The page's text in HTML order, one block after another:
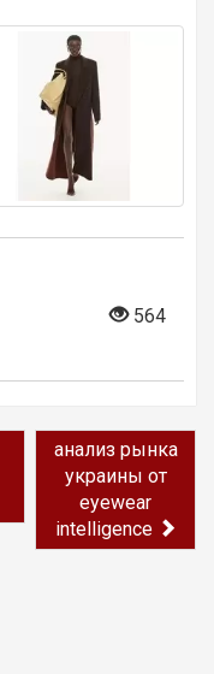
564
анализ рынка
украины от
eyewear
intelligence